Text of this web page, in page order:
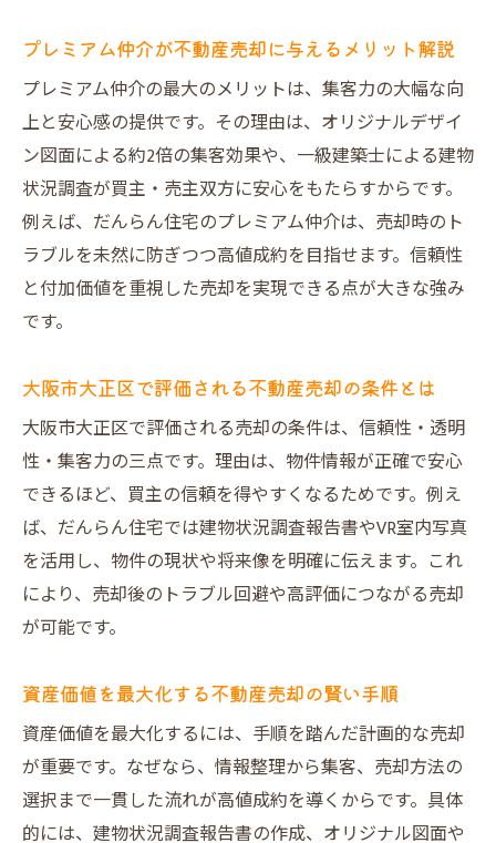
ト
売却を成功へ導くプレミアム仲介の実力
不動産売却に強いプレミアム仲介の特徴
オリジナル図面で集客力が高まる不動産売
却術
仲介手数料の有無で変わる不動産売却の選
択肢
業界トップクラスの不動産売却サポート内
果
買主への提案力で不動産売却が有利になる
理由
建物調査とVR写真が叶える安心売却体験
不動産売却で建物調査が与える安心感とは
VR室内写真で買主に魅力を伝える売却戦略
トラブル防止に役立つ一級建築士の調査報
リフォーム提案で不動産売却後の生活を想
像
不動産売却の透明性向上を実現する取り組
み
売主買主双方が納得できる不動産売却体験
プレミアム仲介が不動産売却に与えるメリット解説
プレミアム仲介の最大のメリットは、集客力の大幅な向
上と安心感の提供です。その理由は、オリジナルデザイ
ン図面による約2倍の集客効果や、一級建築士による建物
状況調査が買主・売主双方に安心をもたらすからです。
例えば、だんらん住宅のプレミアム仲介は、売却時のト
ラブルを未然に防ぎつつ高値成約を目指せます。信頼性
と付加価値を重視した売却を実現できる点が大きな強み
です。
大阪市大正区で評価される不動産売却の条件とは
大阪市大正区で評価される売却の条件は、信頼性・透明
性・集客力の三点です。理由は、物件情報が正確で安心
できるほど、買主の信頼を得やすくなるためです。例え
ば、だんらん住宅では建物状況調査報告書やVR室内写真
を活用し、物件の現状や将来像を明確に伝えます。これ
により、売却後のトラブル回避や高評価につながる売却
が可能です。
資産価値を最大化する不動産売却の賢い手順
資産価値を最大化するには、手順を踏んだ計画的な売却
が重要です。なぜなら、情報整理から集客、売却方法の
選択まで一貫した流れが高値成約を導くからです。具体
的には、建物状況調査報告書の作成、オリジナル図面や